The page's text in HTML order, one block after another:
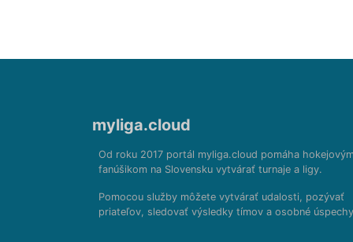
myliga.cloud
Od roku 2017 portál myliga.cloud pomáha hokejovým
fanúšikom na Slovensku vytvárať turnaje a ligy.
Pomocou služby môžete vytvárať udalosti, pozývať
priateľov, sledovať výsledky tímov a osobné